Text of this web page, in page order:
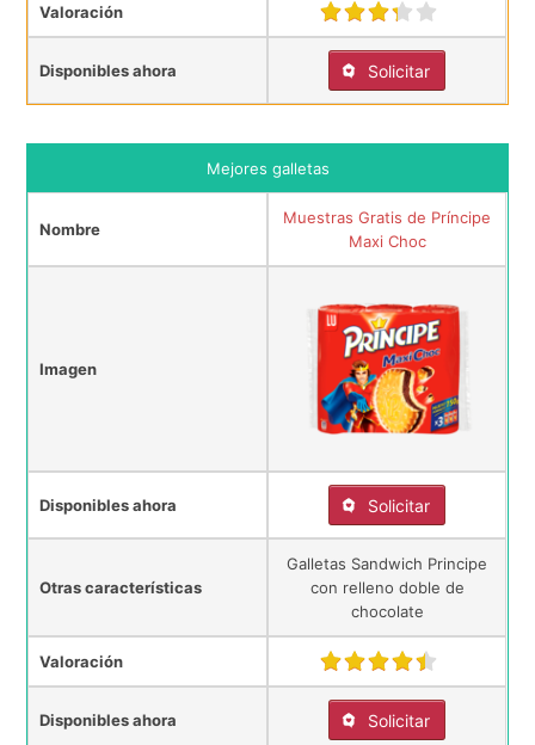
Valoración
Disponibles ahora Solicitar
Mejores galletas
Nombre
Muestras Gratis de Príncipe
Maxi Choc
Imagen
Disponibles ahora Solicitar
Otras características
Galletas Sandwich Principe
con relleno doble de
chocolate
Valoración
Disponibles ahora Solicitar